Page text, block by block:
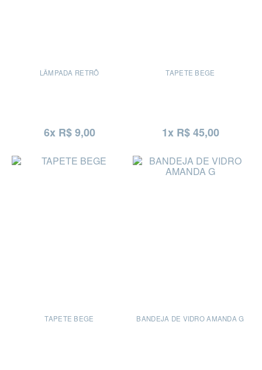
LÂMPADA RETRÔ
6x R$ 9,00
TAPETE BEGE
1x R$ 45,00
TAPETE BEGE BANDEJA DE VIDRO AMANDA G